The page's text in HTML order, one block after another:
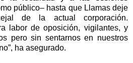
público– hasta que Llamas deje
de la actual corporación.
labor de oposición, vigilantes, y
pero sin sentarnos en nuestros
ha asegurado.